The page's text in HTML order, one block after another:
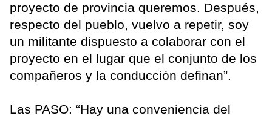
proyecto de provincia queremos. Después,
respecto del pueblo, vuelvo a repetir, soy
un militante dispuesto a colaborar con el
proyecto en el lugar que el conjunto de los
compañeros y la conducción definan”.
Las PASO: “Hay una conveniencia del